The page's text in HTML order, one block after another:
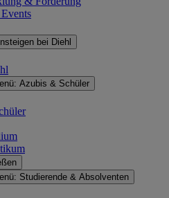
bei Diehl
Azubis & Schüler
Studierende & Absolventen